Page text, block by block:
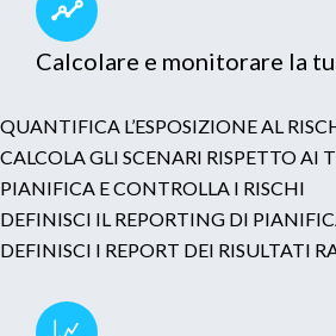
Calcolare e monitorare la
QUANTIFICA L’ESPOSIZIONE AL
CALCOLA GLI SCENARI RISPETTO AI
PIANIFICA E CONTROLLA I RISCHI
DEFINISCI IL REPORTING DI
DEFINISCI I REPORT DEI RISULTATI